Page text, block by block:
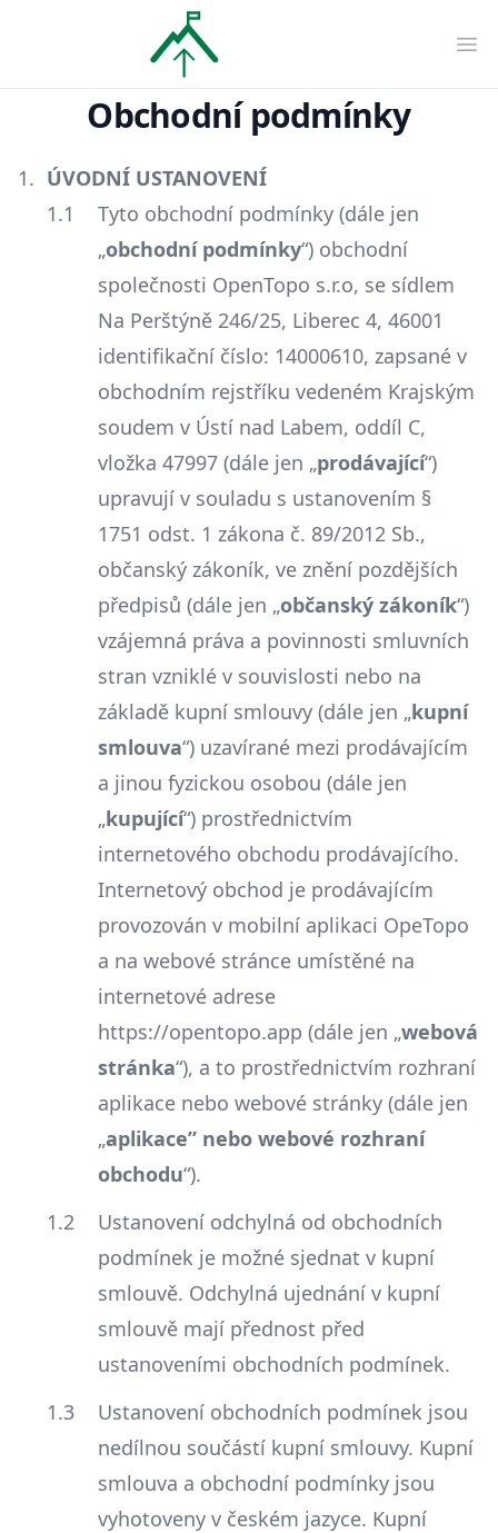
Obchodní podmínky
ÚVODNÍ USTANOVENÍ
Tyto obchodní podmínky (dále jen
„obchodní podmínky“) obchodní
společnosti OpenTopo s.r.o, se sídlem
Na Perštýně 246/25, Liberec 4, 46001
identifikační číslo: 14000610, zapsané v
obchodním rejstříku vedeném Krajským
soudem v Ústí nad Labem, oddíl C,
vložka 47997 (dále jen „prodávající“)
upravují v souladu s ustanovením §
1751 odst. 1 zákona č. 89/2012 Sb.,
občanský zákoník, ve znění pozdějších
předpisů (dále jen „občanský zákoník“)
vzájemná práva a povinnosti smluvních
stran vzniklé v souvislosti nebo na
základě kupní smlouvy (dále jen „kupní
smlouva“) uzavírané mezi prodávajícím
a jinou fyzickou osobou (dále jen
„kupující“) prostřednictvím
internetového obchodu prodávajícího.
Internetový obchod je prodávajícím
provozován v mobilní aplikaci OpeTopo
a na webové stránce umístěné na
internetové adrese
https://opentopo.app (dále jen „webová
stránka“), a to prostřednictvím rozhraní
aplikace nebo webové stránky (dále jen
„aplikace” nebo webové rozhraní
obchodu“).
Ustanovení odchylná od obchodních
podmínek je možné sjednat v kupní
smlouvě. Odchylná ujednání v kupní
smlouvě mají přednost před
ustanoveními obchodních podmínek.
Ustanovení obchodních podmínek jsou
nedílnou součástí kupní smlouvy. Kupní
smlouva a obchodní podmínky jsou
vyhotoveny v českém jazyce. Kupní